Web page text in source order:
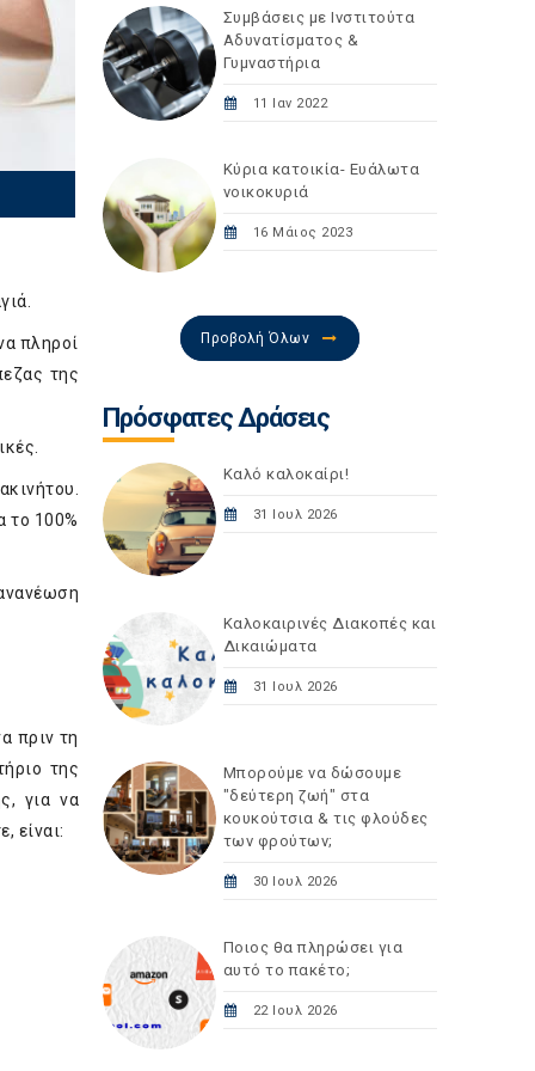
πληροί
της
το 100%
πριν τη
της
για να
είναι:
Συμβάσεις με Ινστιτούτα
Αδυνατίσματος &
Γυμναστήρια
11 Ιαν 2022
Κύρια κατοικία- Ευάλωτα
νοικοκυριά
16 Μάιος 2023
Προβολή Όλων
Πρόσφατες Δράσεις
Καλό καλοκαίρι!
31 Ιουλ 2026
Καλοκαιρινές Διακοπές και
Δικαιώματα
31 Ιουλ 2026
Μπορούμε να δώσουμε
"δεύτερη ζωή" στα
κουκούτσια & τις φλούδες
των φρούτων;
30 Ιουλ 2026
Ποιος θα πληρώσει για
αυτό το πακέτο;
22 Ιουλ 2026